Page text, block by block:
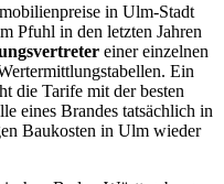
in Ulm-Stadt
Pfuhl in den letzten Jahren
einer einzelnen
Ein
die Tarife mit der besten
eines Brandes tatsächlich in
Baukosten in Ulm wieder